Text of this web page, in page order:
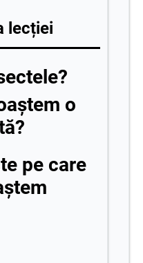
lecției
o
pe care